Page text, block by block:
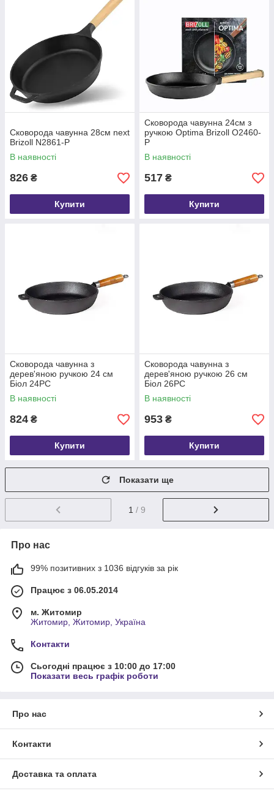
Сковорода чавунна 28см next
Brizoll N2861-P
В наявності
826 ₴
Купити
Сковорода чавунна 24см з
ручкою Optima Brizoll O2460-
P
В наявності
517 ₴
Купити
Сковорода чавунна з
дерев'яною ручкою 24 см
Біол 24РС
В наявності
824 ₴
Купити
Сковорода чавунна з
дерев'яною ручкою 26 см
Біол 26РС
В наявності
953 ₴
Купити
Показати ще
1 / 9
Про нас
99% позитивних з 1036 відгуків за рік
Працює з 06.05.2014
м. Житомир
Житомир, Житомир, Україна
Контакти
Сьогодні працює з 10:00 до 17:00
Показати весь графік роботи
Про нас
Контакти
Доставка та оплата